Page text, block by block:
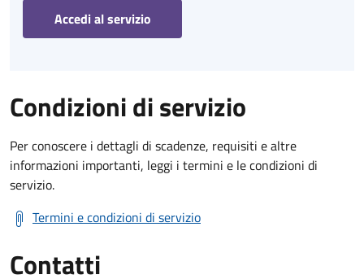
Accedi al servizio
Condizioni di servizio
Per conoscere i dettagli di scadenze, requisiti e altre
informazioni importanti, leggi i termini e le condizioni di
servizio.
Termini e condizioni di servizio
Contatti